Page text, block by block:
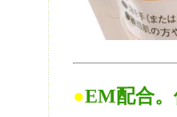
●EM配合